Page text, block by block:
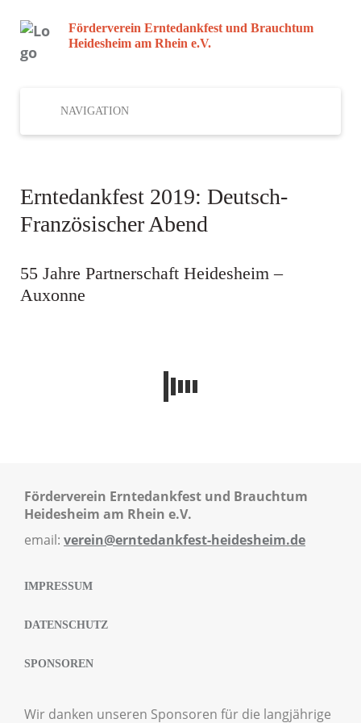
Förderverein Erntedankfest und Brauchtum
Heidesheim am Rhein e.V.
NAVIGATION
Erntedankfest 2019: Deutsch-
Französischer Abend
55 Jahre Partnerschaft Heidesheim –
Auxonne
Förderverein Erntedankfest und Brauchtum
Heidesheim am Rhein e.V.
email: verein@erntedankfest-heidesheim.de
IMPRESSUM
DATENSCHUTZ
SPONSOREN
Wir danken unseren Sponsoren für die langjährige